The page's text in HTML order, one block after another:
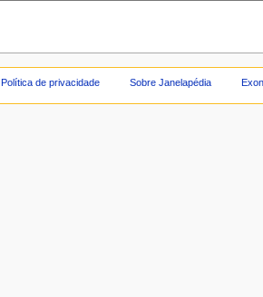
Política de privacidade Sobre Janelapédia